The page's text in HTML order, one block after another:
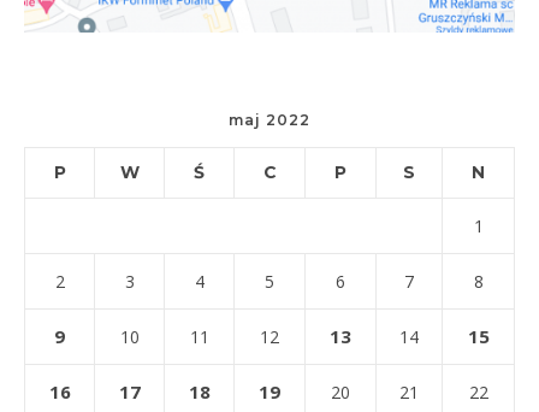
maj 2022
P W Ś C P S N
1
2 3 4 5 6 7 8
9 10 11 12 13 14 15
16 17 18 19 20 21 22